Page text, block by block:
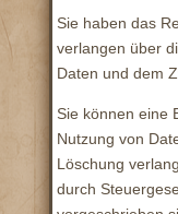
Sie haben das
verlangen über
Daten und dem
Sie können eine
Nutzung von
Löschung
durch